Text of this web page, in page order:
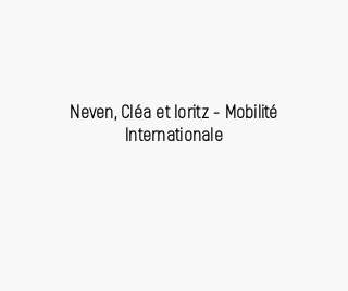
Neven, Cléa et Ioritz - Mobilité
Internationale